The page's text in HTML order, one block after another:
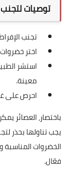
توصيات لتجنب
تجنب
اختر
استشر
معينة.
احرص على
باختصار، العصائر
يجب تناولها بحذر
الخضروات
فعّال.